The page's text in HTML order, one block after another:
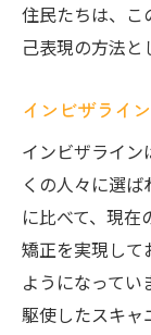
住民たちは、こ
己表現の方法と
インビザライ
インビザライン
くの人々に選
に比べて、現
矯正を実現して
ようになってい
駆使したスキャ